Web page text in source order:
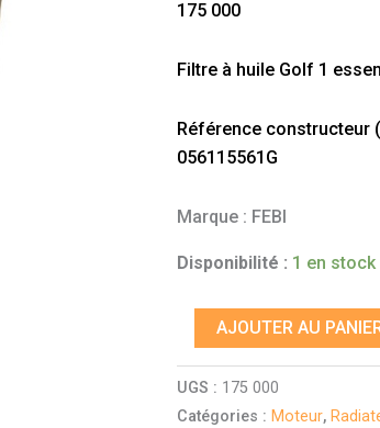
175 000
Filtre à huile Golf 1
Référence constructeur
056115561G
Marque : FEBI
Disponibilité : 1 en stock
essence
AJOUTER AU
UGS : 175 000
Catégories : Moteur,